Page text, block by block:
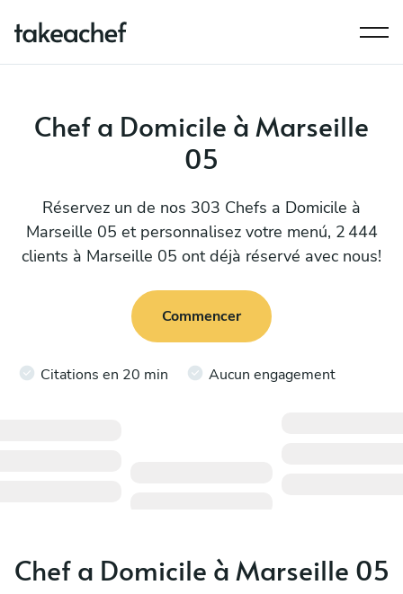
Chef a Domicile à Marseille
05
Réservez un de nos 303 Chefs a Domicile à
Marseille 05 et personnalisez votre menú, 2 444
clients à Marseille 05 ont déjà réservé avec nous!
Commencer
Citations en 20 min Aucun engagement
Chef a Domicile à Marseille 05